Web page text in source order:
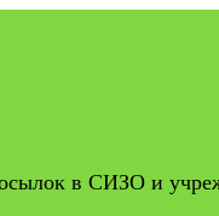
в СИЗО и